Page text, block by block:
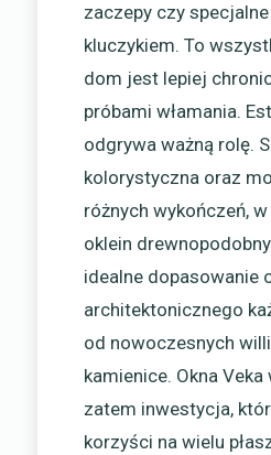
zaczepy czy
kluczykiem. To
dom jest lepiej
próbami włamania.
odgrywa ważną rolę.
kolorystyczna oraz
różnych wykończeń,
oklein
idealne dopasowanie
architektonicznego
od nowoczesnych
kamienice. Okna
zatem inwestycja,
korzyści na wielu